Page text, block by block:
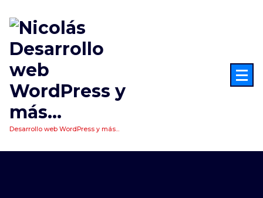
contenido
Desarrollo web WordPress y más...